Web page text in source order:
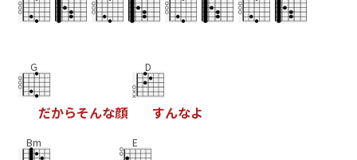
G
だからそんな顔
D
すんなよ
Bm E